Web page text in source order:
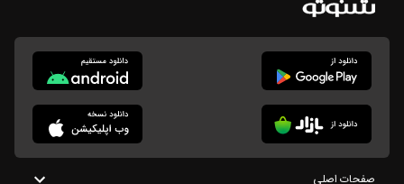
صفحات اصلی